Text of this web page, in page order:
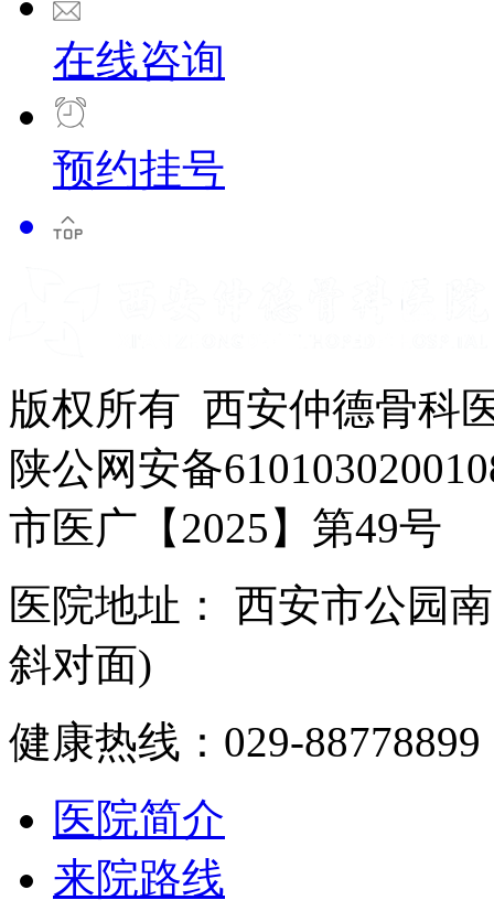
在线咨询
预约挂号
版权所有 西安仲德骨
陕公网安备
市医广【2025】第49号
医院地址： 西安市公园
斜对面)
健康热线：029-88778899
医院简介
来院路线